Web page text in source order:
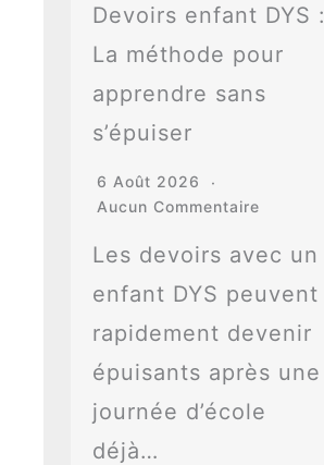
Devoirs enfant DYS :
La méthode pour
apprendre sans
s’épuiser
6 Août 2026
Aucun Commentaire
Les devoirs avec un
enfant DYS peuvent
rapidement devenir
épuisants après une
journée d’école
déjà…